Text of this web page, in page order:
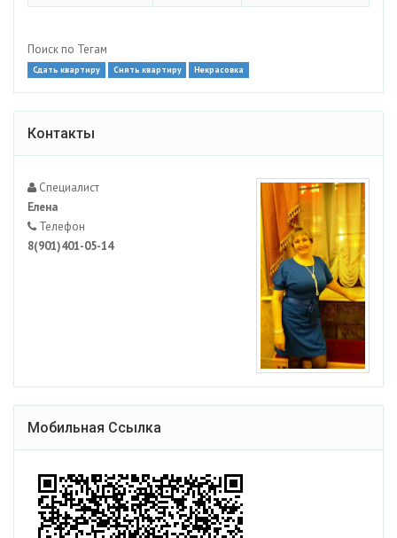
Поиск по Тегам
Сдать квартиру Снять квартиру Некрасовка
Контакты
Специалист
Елена
Телефон
8(901)401-05-14
Мобильная Ссылка